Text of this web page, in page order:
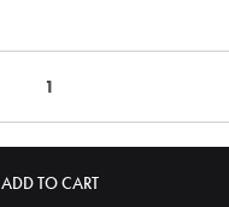
ADD TO CART